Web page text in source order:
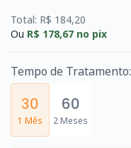
Total: R$ 184,20
Ou R$ 178,67 no pix
Tempo de Tratamento:
30
1 Mês
60
2 Meses